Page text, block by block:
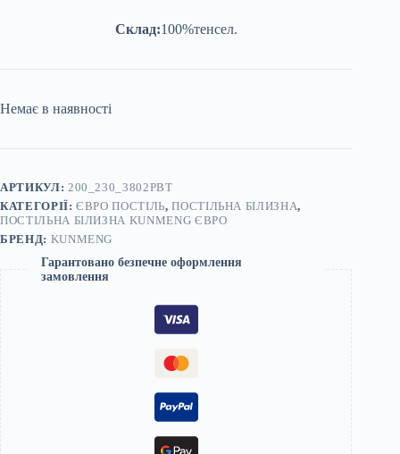
Склад:100%тенсел.
Немає в наявності
АРТИКУЛ: 200_230_3802PBT
КАТЕГОРІЇ:ЄВРО ПОСТІЛЬ,ПОСТІЛЬНА БІЛИЗНА,
ПОСТІЛЬНА БІЛИЗНА KUNMENG ЄВРО
БРЕНД: KUNMENG
Гарантовано безпечне оформлення
замовлення